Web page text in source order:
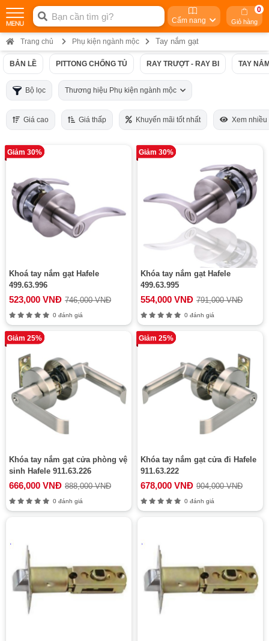
Cẩm nang Giỏ hàng
0
Trang chủ Phụ kiện ngành mộc Tay nắm gạt
BẢN LỀ PITTONG CHỐNG TỦ RAY TRƯỢT - RAY BI TAY
Bộ lọc Thương hiệu Phụ kiện ngành mộc
Giá cao Giá thấp Khuyến mãi tốt nhất Xem nhiều
Giảm 30%
Khoá tay nắm gạt Hafele
499.63.996
523,000 VNĐ 746,000 VNĐ
0 đánh giá
Giảm 30%
Khóa tay nắm gạt Hafele
499.63.995
554,000 VNĐ 791,000 VNĐ
0 đánh giá
Giảm 25%
Khóa tay nắm gạt cửa phòng vệ
sinh Hafele 911.63.226
666,000 VNĐ 888,000 VNĐ
0 đánh giá
Giảm 25%
Khóa tay nắm gạt cửa đi Hafele
911.63.222
678,000 VNĐ 904,000 VNĐ
0 đánh giá